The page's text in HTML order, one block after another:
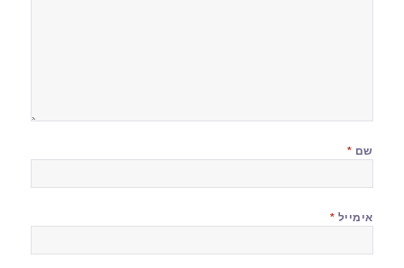
שם *
אימייל *